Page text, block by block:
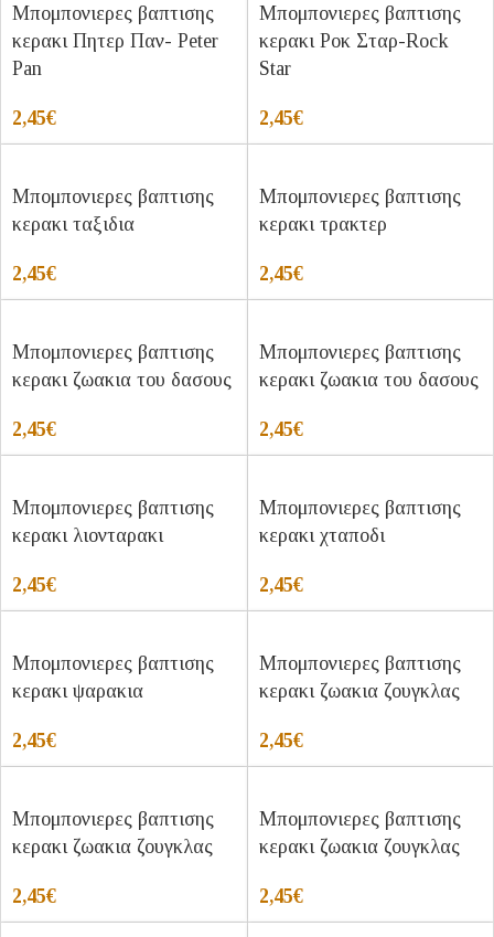
Μπομπονιερες βαπτισης
κερακι Πητερ Παν- Peter
Pan
2,45€
Μπομπονιερες βαπτισης
κερακι Ροκ Σταρ-Rock
Star
2,45€
Μπομπονιερες βαπτισης
κερακι ταξιδια
2,45€
Μπομπονιερες βαπτισης
κερακι τρακτερ
2,45€
Μπομπονιερες βαπτισης
κερακι ζωακια του δασους
2,45€
Μπομπονιερες βαπτισης
κερακι ζωακια του δασους
2,45€
Μπομπονιερες βαπτισης
κερακι λιονταρακι
2,45€
Μπομπονιερες βαπτισης
κερακι χταποδι
2,45€
Μπομπονιερες βαπτισης
κερακι ψαρακια
2,45€
Μπομπονιερες βαπτισης
κερακι ζωακια ζουγκλας
2,45€
Μπομπονιερες βαπτισης
κερακι ζωακια ζουγκλας
2,45€
Μπομπονιερες βαπτισης
κερακι ζωακια ζουγκλας
2,45€